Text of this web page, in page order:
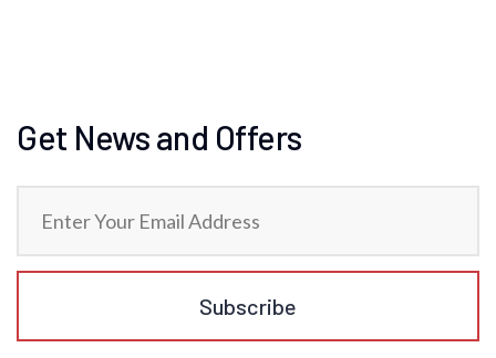
Get News and Offers